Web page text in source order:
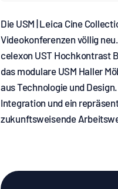
Die USM | Leica Cine
Videokonferenzen völlig
celexon UST Hochkontrast
das modulare USM Haller
aus Technologie und
Integration und ein
zukunftsweisende